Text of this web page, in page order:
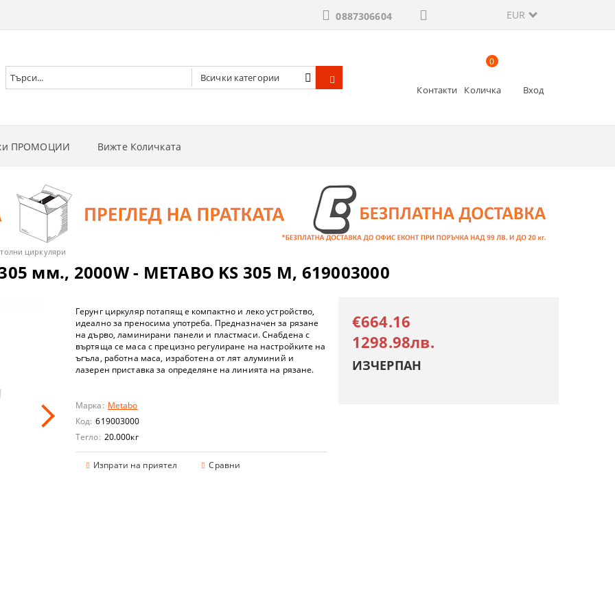
0887306604 EUR
Контакти Количка
0
Вход
ВИНТОВЕРТИ
ГАЙКОВЕРТИ
ОТВЕРТКИ
ЦИРКУЛЯРИ
ПЕРФОРАТОРИ
ПРОБОДНИ ТРИОНИ
ЪГЛОШЛАЙФИ
УСТРОЙСТВА
ОСЦИЛИРАЩИ МАШИНИ
ЗА ГОРЕЩ ВЪЗДУХ
ТРЕВА
ПОМПИ
ВОДНИ ПОМПИ
I ШАРНИРИ I ПРУЖИНИ
ЗА ДВИГАТЕЛ I ДОЗЕР
ИНСТРУМЕНТИ I ЛЕЖАНКИ I СТОЛОВЕ
ИНСТРУМЕНТИ
ПРОМОЦИИ Вижте Количката
циркуляри
мм., 2000W - METABO KS 305 M, 619003000
Герунг циркуляр потапящ е компактно и леко устройство,
идеално за преносима употреба. Предназначен за рязане
на дърво, ламинирани панели и пластмаси. Снабдена с
въртяща се маса с прецизно регулиране на настройките на
ъгъла, работна маса, изработена от лят алуминий и
лазерен приставка за определяне на линията на рязане.
Марка: Metabo
Код: 619003000
Тегло: 20.000кг
Изпрати на приятел Сравни
€664.16
1298.98лв.
ИЗЧЕРПАН